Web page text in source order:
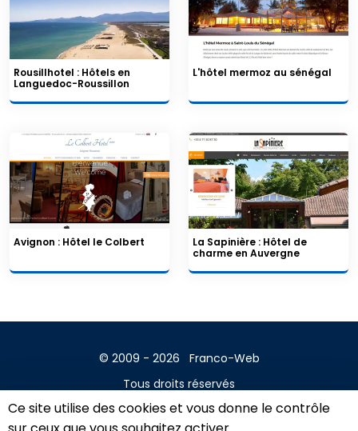
Ce site utilise des cookies et vous donne le contrôle
Rousillhotel : Hôtels en
Languedoc-Roussillon
L'hôtel mermoz au sénégal
Avignon : Hôtel le Colbert
La Sapinière : Hôtel de
charme en Auvergne
© 2009 - 2026
Franco-Web
Tous droits réservés
Contact